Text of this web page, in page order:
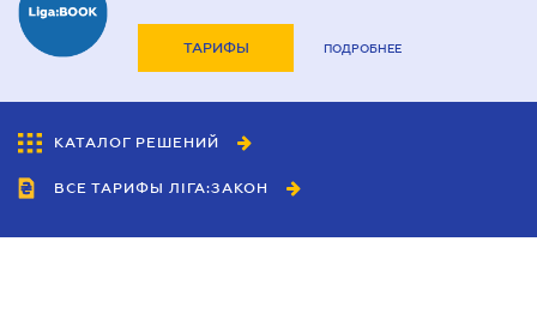
ТАРИФЫ ПОДРОБНЕЕ
КАТАЛОГ РЕШЕНИЙ
ВСЕ ТАРИФЫ ЛІГА:ЗАКОН